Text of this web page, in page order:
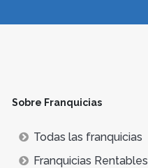
Sobre Franquicias
Todas las franquicias
Franquicias Rentables